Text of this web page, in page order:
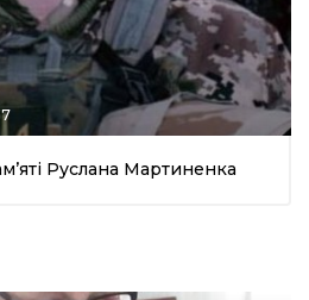
Руслана Мартиненка